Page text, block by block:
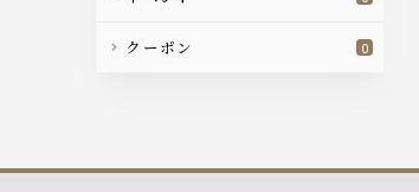
クーポン 0